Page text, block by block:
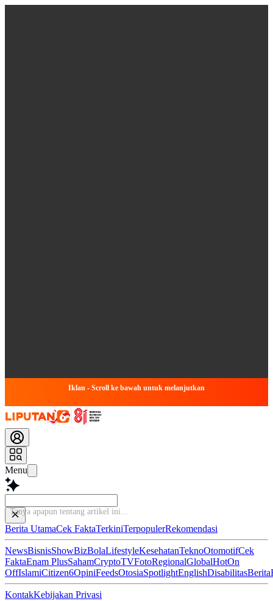
Iklan - Scroll ke bawah untuk melanjutkan
Menu
Baca l
Berita UtamaCek FaktaTerkiniTerpopulerRekomendasi
NewsBisnisShowBizBolaLifestyleKesehatanTeknoOtomotifCek
FaktaEnam PlusSahamCryptoTVFotoRegionalGlobalHotOn
OffIslamiCitizen6OpiniFeedsOtosiaSpotlightEnglishDisabilitasBerita
KontakKebijakan Privasi